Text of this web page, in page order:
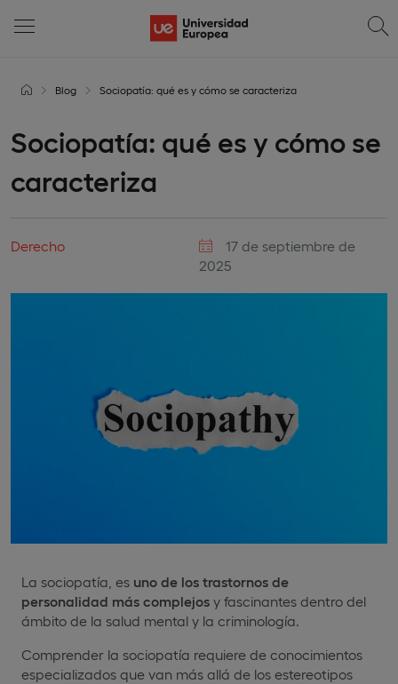
Blog Sociopatía: qué es y cómo se caracteriza
Sociopatía: qué es y cómo se
caracteriza
Derecho
17 de septiembre de
2025
La sociopatía, es uno de los trastornos de
personalidad más complejos y fascinantes dentro del
ámbito de la salud mental y la criminología.
Comprender la sociopatía requiere de conocimientos
especializados que van más allá de los estereotipos